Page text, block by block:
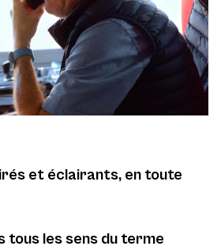
et éclairants, en toute
tous les sens du terme